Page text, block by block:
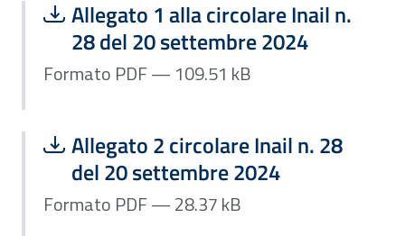
Scarica file:
Allegato 1 alla circolare Inail n.
28 del 20 settembre 2024
Formato PDF — Dimensione 109.51 kB
Formato PDF — 109.51 kB
Scarica file:
Allegato 2 circolare Inail n. 28
del 20 settembre 2024
Formato PDF — Dimensione 28.37 kB
Formato PDF — 28.37 kB